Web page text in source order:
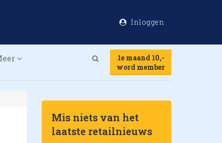
Inloggen
1e maand 10,-
word member
Mis niets van het
laatste retailnieuws